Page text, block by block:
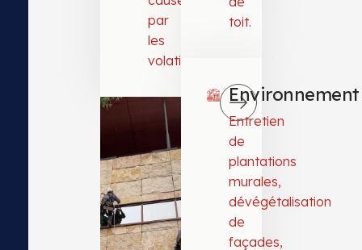
par
les
volatiles.
toit.
Environnement
Entretien
de
plantations
murales,
dévégétalisation
de
façades,